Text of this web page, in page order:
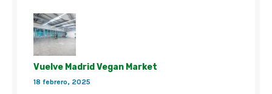
Vuelve Madrid Vegan Market
18 febrero, 2025